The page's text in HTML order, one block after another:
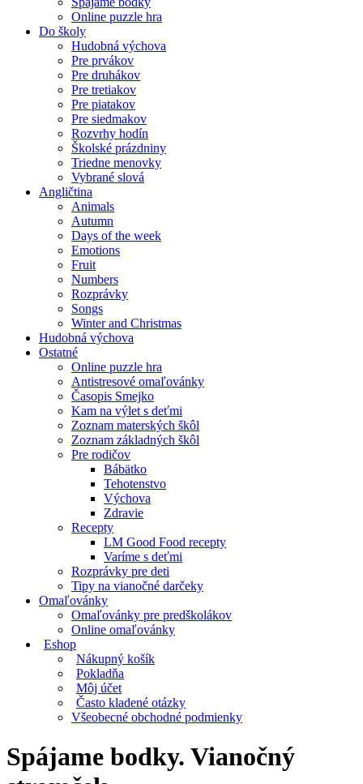
Online puzzle hra
Do školy
Hudobná výchova
Pre prvákov
Pre druhákov
Pre tretiakov
Pre piatakov
Pre siedmakov
Rozvrhy hodín
Školské prázdniny
Triedne menovky
Vybrané slová
Angličtina
Animals
Autumn
Days of the week
Emotions
Fruit
Numbers
Rozprávky
Songs
Winter and Christmas
Hudobná výchova
Ostatné
Online puzzle hra
Antistresové omaľovánky
Časopis Smejko
Kam na výlet s deťmi
Zoznam materských škôl
Zoznam základných škôl
Pre rodičov
Bábätko
Tehotenstvo
Výchova
Zdravie
Recepty
LM Good Food recepty
Varíme s deťmi
Rozprávky pre deti
Tipy na vianočné darčeky
Omaľovánky
Omaľovánky pre predškolákov
Online omaľovánky
Eshop
Nákupný košík
Pokladňa
Môj účet
Často kladené otázky
Všeobecné obchodné podmienky
Spájame bodky. Vianočný